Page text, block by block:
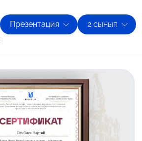
Презентация 2 сынып